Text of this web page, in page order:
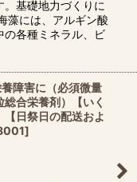
基礎地力づくりに
藻には、アルギン酸
の各種ミネラル、ビ
障害に（必須微量
合栄養剤）【いく
日祭日の配送およ
]